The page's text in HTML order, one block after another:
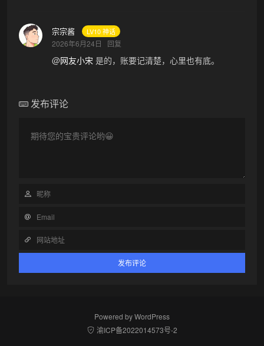
宗宗酱 LV10 神话
2026年6月24日 回复
@网友小宋 是的，账要记清楚，心里也有底。
发布评论
Powered byWordPress
渝ICP备2022014573号-2